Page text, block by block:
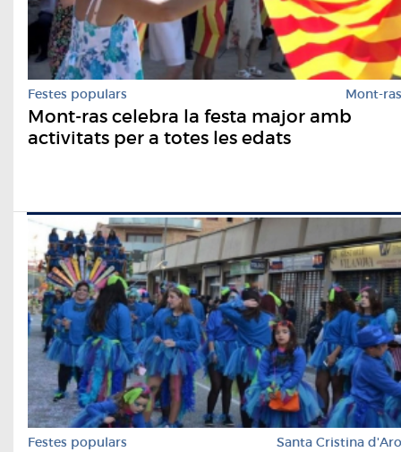
Festes populars Mont-ras
Mont-ras celebra la festa major amb
activitats per a totes les edats
Festes populars Santa Cristina d'Aro